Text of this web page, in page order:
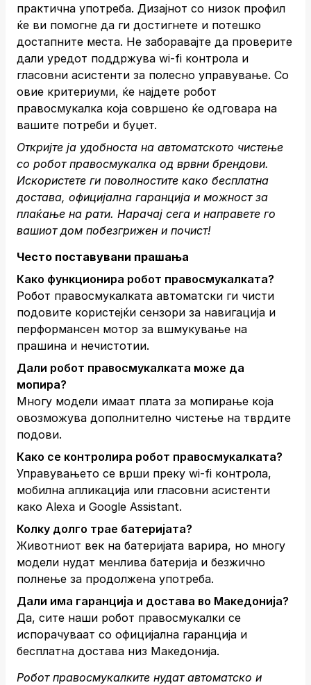
практична употреба. Дизајнот со низок профил
ќе ви помогне да ги достигнете и потешко
достапните места. Не заборавајте да проверите
дали уредот поддржува wi-fi контрола и
гласовни асистенти за полесно управување. Со
овие критериуми, ќе најдете робот
правосмукалка која совршено ќе одговара на
вашите потреби и буџет.
Откријте ја удобноста на автоматското чистење
со робот правосмукалка од врвни брендови.
Искористете ги поволностите како бесплатна
достава, официјална гаранција и можност за
плаќање на рати. Нарачај сега и направете го
вашиот дом побезгрижен и почист!
Често поставувани прашања
Како функционира робот правосмукалката?
Робот правосмукалката автоматски ги чисти
подовите користејќи сензори за навигација и
перформансен мотор за вшмукување на
прашина и нечистотии.
Дали робот правосмукалката може да
мопира?
Многу модели имаат плата за мопирање која
овозможува дополнително чистење на тврдите
подови.
Како се контролира робот правосмукалката?
Управувањето се врши преку wi-fi контрола,
мобилна апликација или гласовни асистенти
како Alexa и Google Assistant.
Колку долго трае батеријата?
Животниот век на батеријата варира, но многу
модели нудат менлива батерија и безжично
полнење за продолжена употреба.
Дали има гаранција и достава во Македонија?
Да, сите наши робот правосмукалки се
испорачуваат со официјална гаранција и
бесплатна достава низ Македонија.
Робот правосмукалките нудат автоматско и